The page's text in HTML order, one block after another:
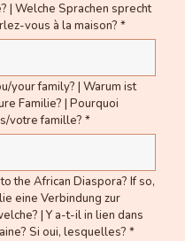
| Welche Sprachen sprecht
vous à la maison? *
your family? | Warum ist
Familie? | Pourquoi
votre famille? *
the African Diaspora? If so,
eine Verbindung zur
| Y a-t-il in lien dans
Si oui, lesquelles? *